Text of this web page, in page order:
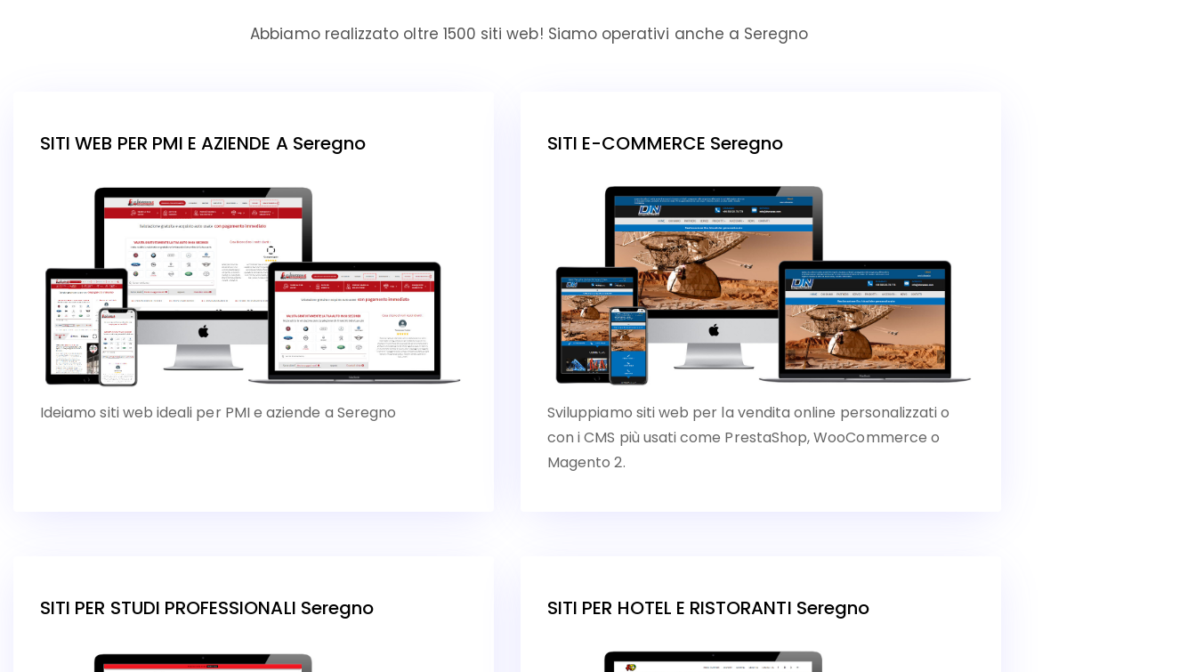
Abbiamo realizzato oltre 1500 siti web! Siamo operativi anche a Seregno
SITI WEB PER PMI E AZIENDE A Seregno
Ideiamo siti web ideali per PMI e aziende a Seregno
SITI E-COMMERCE Seregno
Sviluppiamo siti web per la vendita online personalizzati o
con i CMS più usati come PrestaShop, WooCommerce o
Magento 2.
SITI PER STUDI PROFESSIONALI Seregno SITI PER HOTEL E RISTORANTI Seregno